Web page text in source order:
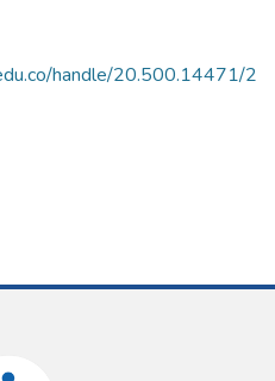
handle/20.500.14471/2